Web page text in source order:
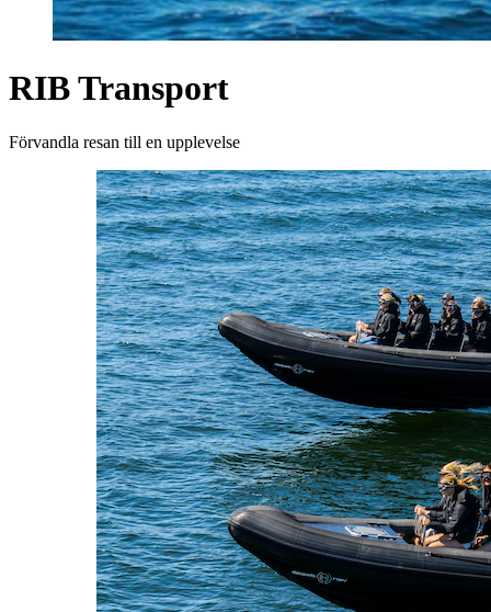
RIB Transport
Förvandla resan till en upplevelse